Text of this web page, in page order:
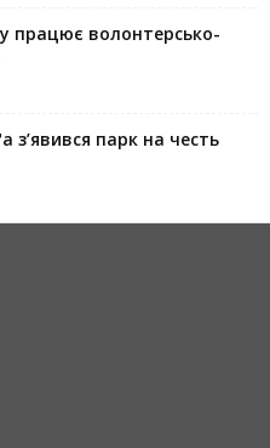
працює волонтерсько-
з’явився парк на честь